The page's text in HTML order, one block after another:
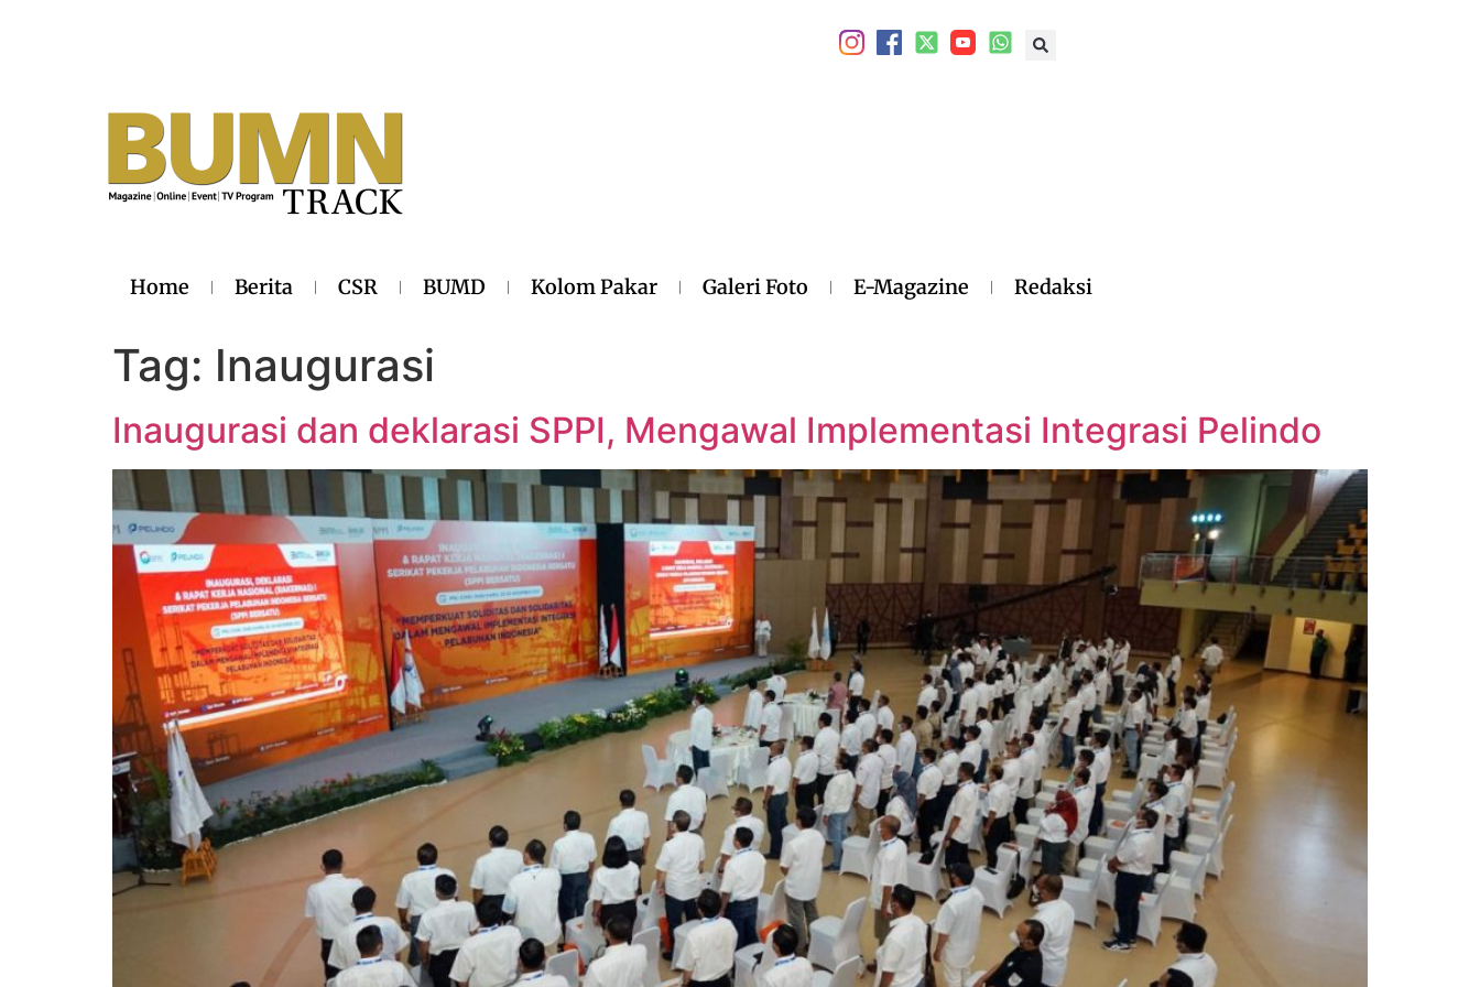
Home Berita CSR BUMD Kolom Pakar Galeri Foto E-Magazine Redaksi
Tag: Inaugurasi
Inaugurasi dan deklarasi SPPI, Mengawal Implementasi Integrasi Pelindo